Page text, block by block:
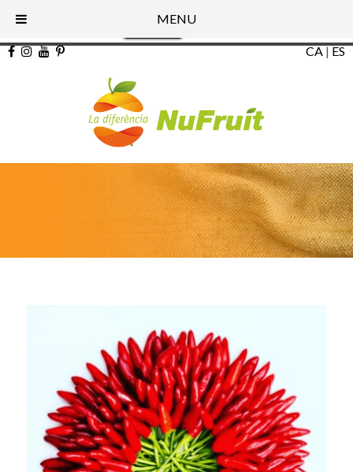
CA|ES
Aquest lloc web utilitza cookies per a millorar la seva experiència.
Acceptar
Llegir més
MENU